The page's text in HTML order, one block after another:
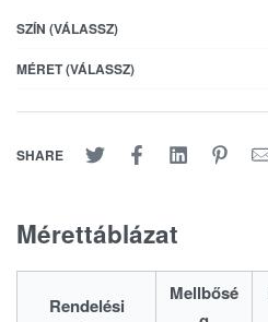
SZÍN (VÁLASSZ)
MÉRET (VÁLASSZ)
SHARE
Mérettáblázat
Rendelési
Mellbősé